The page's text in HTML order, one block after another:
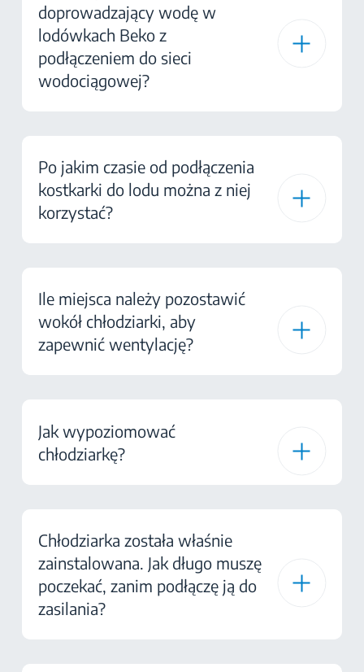
doprowadzający wodę w
lodówkach Beko z
podłączeniem do sieci
wodociągowej?
Po jakim czasie od podłączenia
kostkarki do lodu można z niej
korzystać?
Ile miejsca należy pozostawić
wokół chłodziarki, aby
zapewnić wentylację?
Jak wypoziomować
chłodziarkę?
Chłodziarka została właśnie
zainstalowana. Jak długo muszę
poczekać, zanim podłączę ją do
zasilania?